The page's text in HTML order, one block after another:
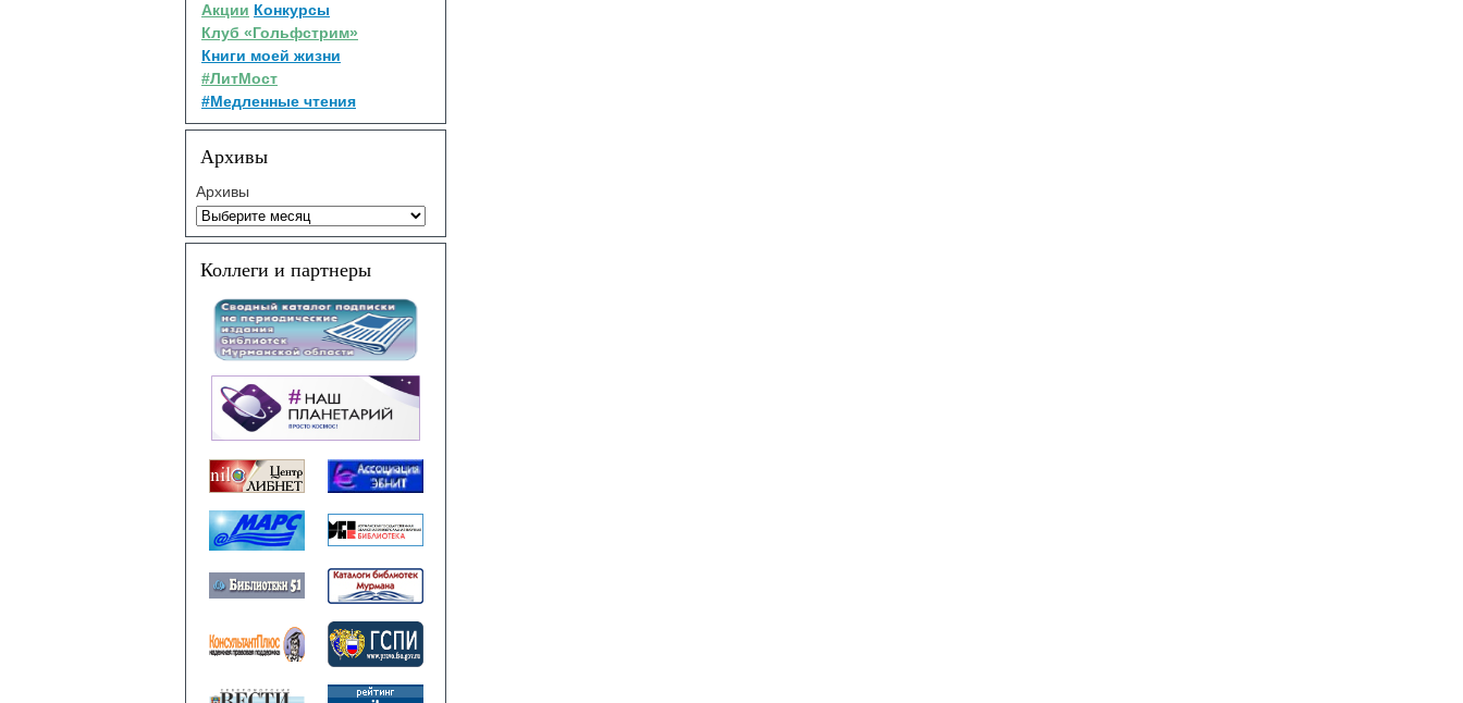
Акции Конкурсы
Клуб «Гольфстрим»
Книги моей жизни
#ЛитМост
#Медленные чтения
Архивы
Архивы
Коллеги и партнеры